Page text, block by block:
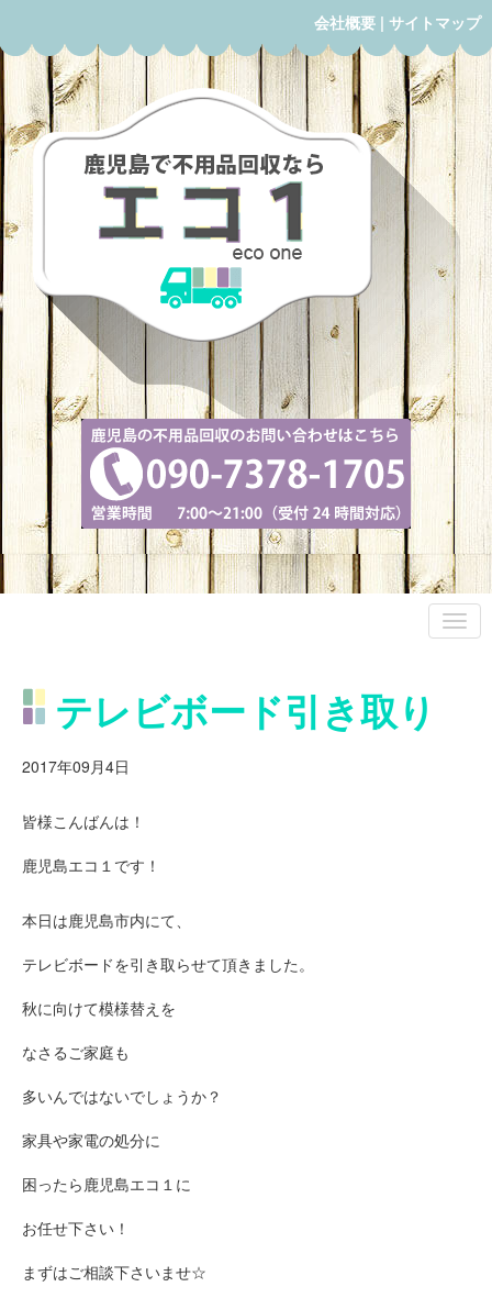
会社概要 | サイトマップ
テレビボード引き取り
2017年09月4日
皆様こんばんは！
鹿児島エコ１です！
本日は鹿児島市内にて、
テレビボードを引き取らせて頂きました。
秋に向けて模様替えを
なさるご家庭も
多いんではないでしょうか？
家具や家電の処分に
困ったら鹿児島エコ１に
お任せ下さい！
まずはご相談下さいませ☆